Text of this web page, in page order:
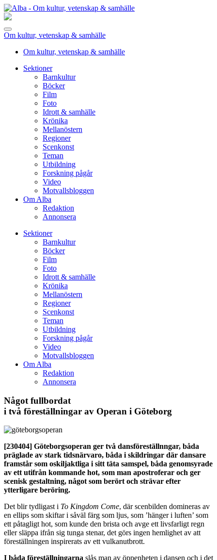
Om kultur, vetenskap & samhälle
Om kultur, vetenskap & samhälle
Sektioner
Barnkultur
Böcker
Film
Foto
Idrott & samhälle
Krönika
Mellanöstern
Regioner
Scenkonst
Teman
Utbildning
Forskning pågår
Video
Motvallsbloggen
Om Alba
Redaktion
Annonsera
Sektioner
Barnkultur
Böcker
Film
Foto
Idrott & samhälle
Krönika
Mellanöstern
Regioner
Scenkonst
Teman
Utbildning
Forskning pågår
Video
Motvallsbloggen
Om Alba
Redaktion
Annonsera
Något fullbordat
i två föreställningar av Operan i Göteborg
[230404] Göteborgsoperan ger två dansföreställnngar, båda
präglade av stark tidsnärvaro, båda i skildringar där dansare
framstår som oskiljaktliga i sitt täta samspel, båda genomsyrade
av ett utifrån kommande hot, som man apostroferar och ger
scenisk gestaltning, något som berört och strävar efter
ytterligare beröring.
Det blir tydligast i To Kingdom Come, där scenbilden domineras av
en ellips som skiftar i såväl färg som ljus, som ’hänger i luften’ som
ett påtagligt hot, som kunde den brista och avge ett livsfarligt regn
eller släppa ifrån sig tunga stenar, det görs ingen hemlighet av att
föreställningen inspirerats av ett vulkanutbrott.
I båda föreställningarna slås man av öppenheten i dansen och i det